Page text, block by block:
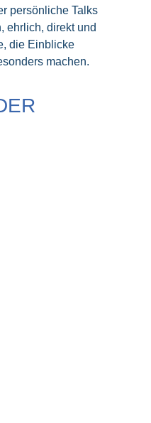
persönliche Talks
ehrlich, direkt und
die Einblicke
machen.